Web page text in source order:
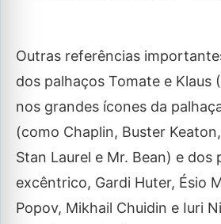
Outras referências
dos palhaços Tomate e Klaus
nos grandes ícones da
(como Chaplin, Buster
Stan Laurel e Mr. Bean) e dos
excêntrico, Gardi Huter, Ésio
Popov, Mikhail Chuidin e Iuri